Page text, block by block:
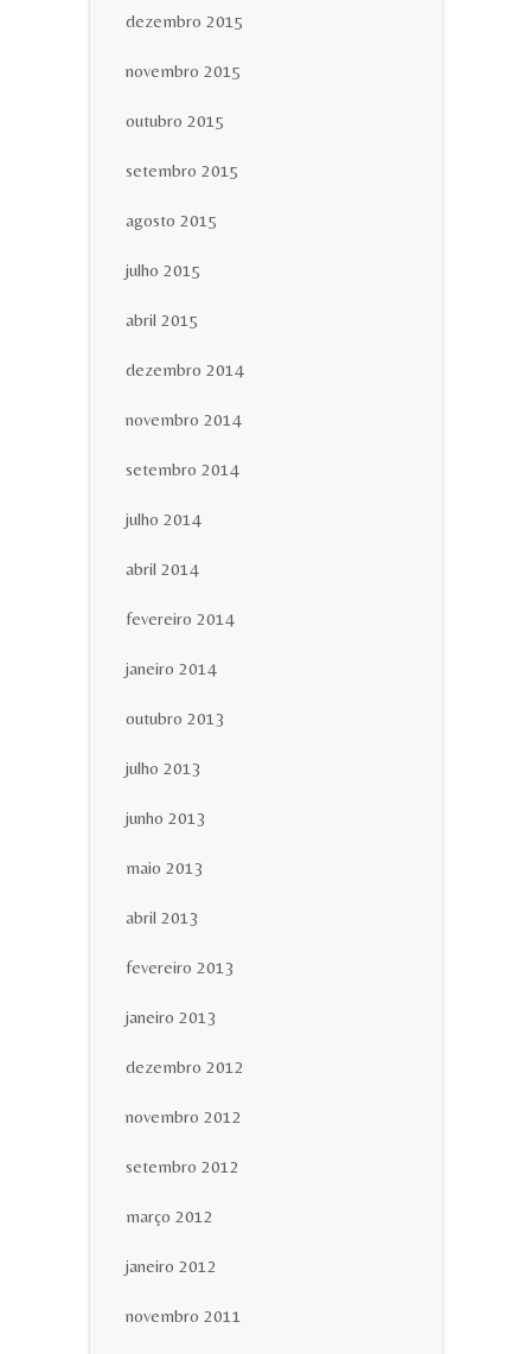
dezembro 2015
novembro 2015
outubro 2015
setembro 2015
agosto 2015
julho 2015
abril 2015
dezembro 2014
novembro 2014
setembro 2014
julho 2014
abril 2014
fevereiro 2014
janeiro 2014
outubro 2013
julho 2013
junho 2013
maio 2013
abril 2013
fevereiro 2013
janeiro 2013
dezembro 2012
novembro 2012
setembro 2012
março 2012
janeiro 2012
novembro 2011